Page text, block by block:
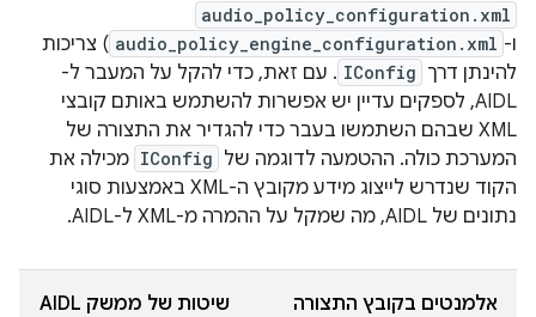
audio_policy_configuration.xml
ו- audio_policy_engine_configuration.xml ) צריכות
להינתן דרך IConfig . עם זאת, כדי להקל על המעבר ל-
AIDL, לספקים עדיין יש אפשרות להשתמש באותם קובצי
XML שבהם השתמשו בעבר כדי להגדיר את התצורה של
המערכת כולה. ההטמעה לדוגמה של IConfig מכילה את
הקוד שנדרש לייצוג מידע מקובץ ה-XML באמצעות סוגי
נתונים של AIDL, מה שמקל על ההמרה מ-XML ל-AIDL.
אלמנטים בקובץ התצורה
שיטות של ממשק AIDL